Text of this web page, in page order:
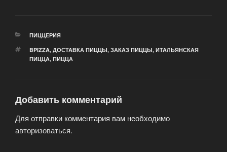
РУБРИКИ
ПИЦЦЕРИЯ
МЕТКИ
BPIZZA, ДОСТАВКА ПИЦЦЫ, ЗАКАЗ ПИЦЦЫ, ИТАЛЬЯНСКАЯ
ПИЦЦА, ПИЦЦА
Добавить комментарий
Для отправки комментария вам необходимо
авторизоваться.